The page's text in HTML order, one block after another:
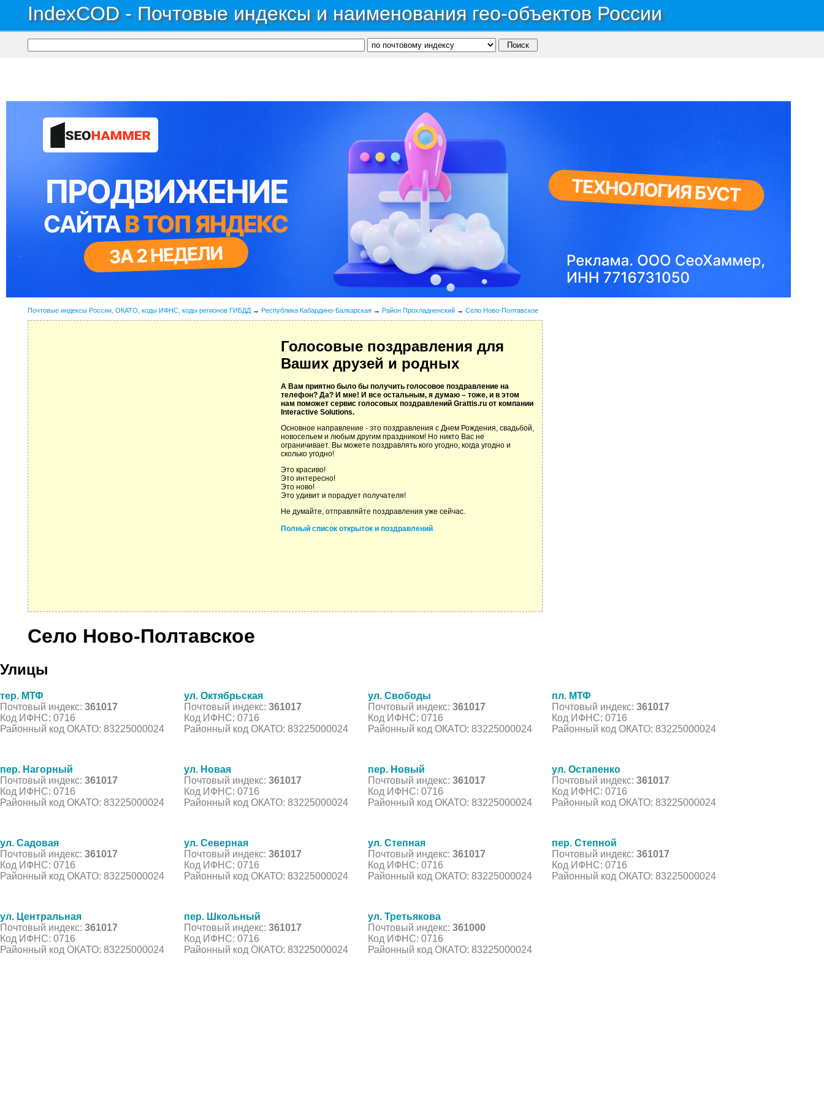
IndexCOD - Почтовые индексы и наименования гео-объектов России
Почтовые индексы России, ОКАТО, коды ИФНС, коды регионов ГИБДД → Республика Кабардино-Балкарская → Район Прохладненский → Село Ново-Полтавское
Голосовые поздравления для
Ваших друзей и родных
А Вам приятно было бы получить голосовое поздравление на
телефон? Да? И мне! И все остальным, я думаю – тоже, и в этом
нам поможет сервис голосовых поздравлений Grattis.ru от компании
Interactive Solutions.
Основное направление - это поздравления с Днем Рождения, свадьбой,
новосельем и любым другим праздником! Но никто Вас не
ограничивает. Вы можете поздравлять кого угодно, когда угодно и
сколько угодно!
Это красиво!
Это интересно!
Это ново!
Это удивит и порадует получателя!
Не думайте, отправляйте поздравления уже сейчас.
Полный список открыток и поздравлений
Село Ново-Полтавское
Улицы
тер. МТФ
Почтовый индекс: 361017
Код ИФНС: 0716
Районный код ОКАТО: 83225000024
ул. Октябрьская
Почтовый индекс: 361017
Код ИФНС: 0716
Районный код ОКАТО: 83225000024
ул. Свободы
Почтовый индекс: 361017
Код ИФНС: 0716
Районный код ОКАТО: 83225000024
пл. МТФ
Почтовый индекс: 361017
Код ИФНС: 0716
Районный код ОКАТО: 83225000024
пер. Нагорный
Почтовый индекс: 361017
Код ИФНС: 0716
Районный код ОКАТО: 83225000024
ул. Новая
Почтовый индекс: 361017
Код ИФНС: 0716
Районный код ОКАТО: 83225000024
пер. Новый
Почтовый индекс: 361017
Код ИФНС: 0716
Районный код ОКАТО: 83225000024
ул. Остапенко
Почтовый индекс: 361017
Код ИФНС: 0716
Районный код ОКАТО: 83225000024
ул. Садовая
Почтовый индекс: 361017
Код ИФНС: 0716
Районный код ОКАТО: 83225000024
ул. Северная
Почтовый индекс: 361017
Код ИФНС: 0716
Районный код ОКАТО: 83225000024
ул. Степная
Почтовый индекс: 361017
Код ИФНС: 0716
Районный код ОКАТО: 83225000024
пер. Степной
Почтовый индекс: 361017
Код ИФНС: 0716
Районный код ОКАТО: 83225000024
ул. Центральная
Почтовый индекс: 361017
Код ИФНС: 0716
Районный код ОКАТО: 83225000024
пер. Школьный
Почтовый индекс: 361017
Код ИФНС: 0716
Районный код ОКАТО: 83225000024
ул. Третьякова
Почтовый индекс: 361000
Код ИФНС: 0716
Районный код ОКАТО: 83225000024